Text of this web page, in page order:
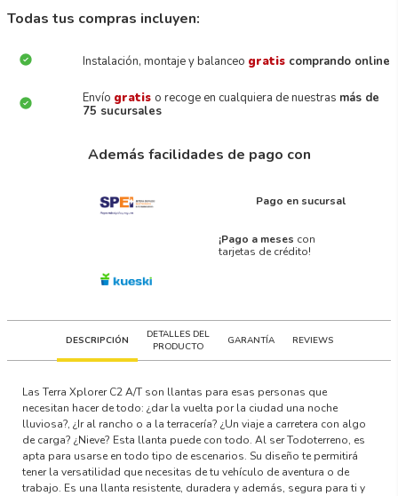
Todas tus compras incluyen:
Instalación, montaje y balanceo gratis comprando online
Envío gratis o recoge en cualquiera de nuestras más de
75 sucursales
Además facilidades de pago con
Pago en sucursal
¡Pago a meses con
tarjetas de crédito!
DESCRIPCIÓN
DETALLES DEL
PRODUCTO
GARANTÍA REVIEWS
Las Terra Xplorer C2 A/T son llantas para esas personas que
necesitan hacer de todo: ¿dar la vuelta por la ciudad una noche
lluviosa?, ¿Ir al rancho o a la terracería? ¿Un viaje a carretera con algo
de carga? ¿Nieve? Esta llanta puede con todo. Al ser Todoterreno, es
apta para usarse en todo tipo de escenarios. Su diseño te permitirá
tener la versatilidad que necesitas de tu vehículo de aventura o de
trabajo. Es una llanta resistente, duradera y además, segura para ti y